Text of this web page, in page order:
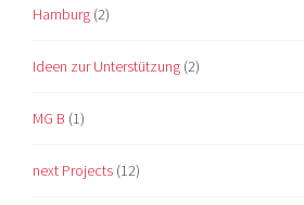
Hamburg (2)
Ideen zur Unterstützung (2)
MG B (1)
next Projects (12)